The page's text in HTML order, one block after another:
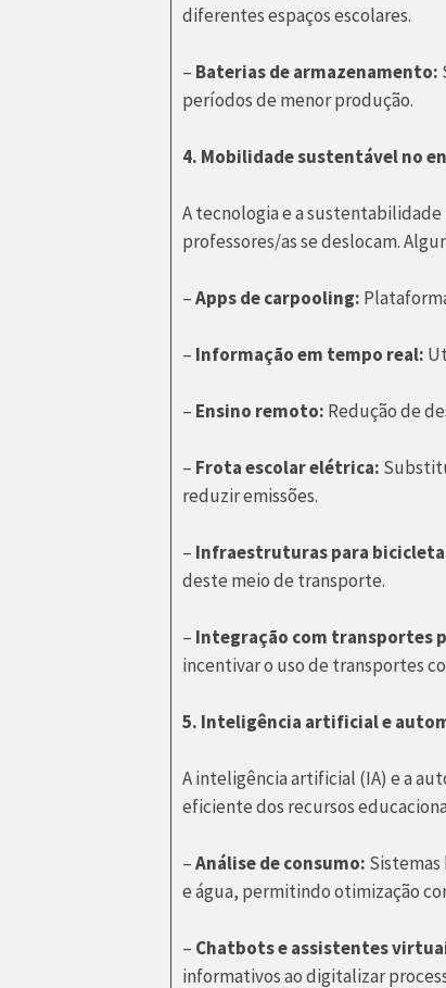
diferentes espaços escolares.
– Baterias de armazenamento:
períodos de menor produção.
4. Mobilidade sustentável no
A tecnologia e a
professores/as se deslocam.
–Apps de carpooling:
– Informação em tempo real:
– Ensino remoto: Redução de
– Frota escolar elétrica:
reduzir emissões.
– Infraestruturas para
deste meio de transporte.
– Integração com transportes
incentivar o uso de transportes
5. Inteligência artificial e
A inteligência artificial (IA) e a
eficiente dos recursos
–Análise de consumo: Sistemas
e água, permitindo otimização
– Chatbots e assistentes
informativos ao digitalizar